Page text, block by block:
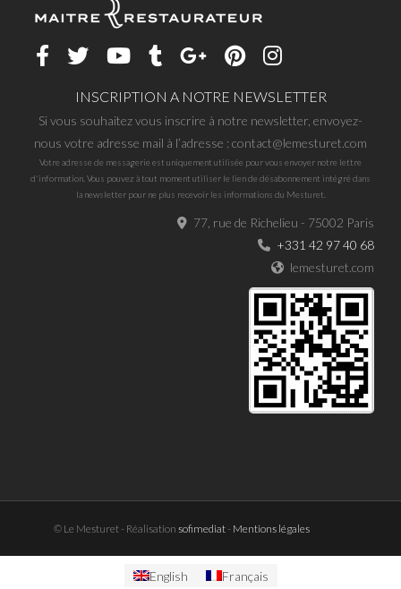
INSCRIPTION A NOTRE NEWSLETTER
Si vous souhaitez vous inscrire à notre newsletter, envoyez-
nous votre adresse mail à l’adresse : contact@lemesturet.com
Votre adresse de messagerie est uniquement utilisée pour vous envoyer notre lettre
d'information. Vous pouvez à tout moment utiliser le lien de désabonnement intégré dans
la newsletter pour ne plus recevoir les informations du Mesturet.
77, rue de Richelieu - 75002 Paris
+331 42 97 40 68
lemesturet.com
© Le Mesturet - Réalisation sofimediat- Mentions légales
English Français